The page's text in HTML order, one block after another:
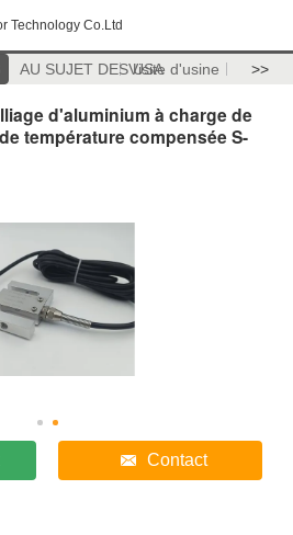
Technology Co.Ltd
AU SUJET DES USAVisite d'usine >>
d'aluminium à charge de
température compensée S-
Contact